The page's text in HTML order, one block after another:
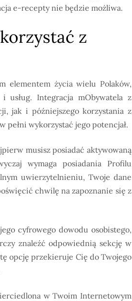
e-recepty nie będzie możliwa.
z
elementem życia wielu Polaków,
Integracja mObywatela z
jak i późniejszego korzystania z
wykorzystać jego potencjał.
musisz posiadać aktywowaną
wymaga posiadania Profilu
uwierzytelnieniu, Twoje dane
chwilę na zapoznanie się z
cyfrowego dowodu osobistego,
znaleźć odpowiednią sekcję w
opcję przekieruje Cię do Twojego
w Twoim Internetowym